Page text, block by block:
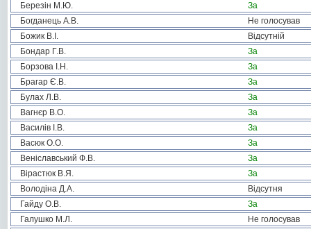
Березін М.Ю.
За
Богданець А.В.
Не голосував
Божик В.І.
Відсутній
Бондар Г.В.
За
Борзова І.Н.
За
Брагар Є.В.
За
Булах Л.В.
За
Вагнєр В.О.
За
Василів І.В.
За
Васюк О.О.
За
Веніславський Ф.В.
За
Вірастюк В.Я.
За
Володіна Д.А.
Відсутня
Гайду О.В.
За
Галушко М.Л.
Не голосував